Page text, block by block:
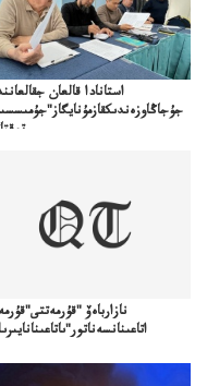
استانادا قالعان
نازارباەۆ